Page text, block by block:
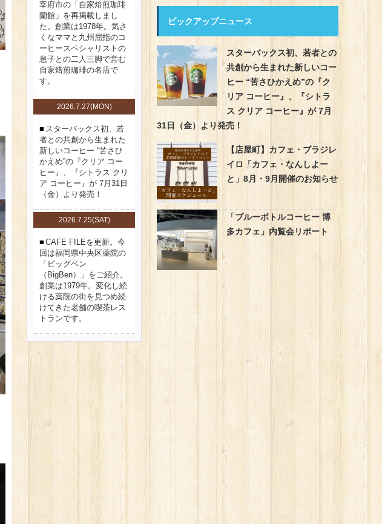
宰府市の「自家焙煎珈琲
蘭館」を再掲載しまし
た。創業は1978年。気さ
くなママと九州屈指のコ
ーヒースペシャリストの
息子との二人三脚で営む
自家焙煎珈琲の名店で
す。
2026.7.27(MON)
スターバックス初、若
者との共創から生まれた
新しいコーヒー “苦さひ
かえめ”の『クリア コー
ヒー』、『シトラス クリ
ア コーヒー』が 7月31日
（金）より発売！
2026.7.25(SAT)
CAFE FILEを更新。今
回は福岡県中央区薬院の
「ビッグベン
（BigBen）」をご紹介。
創業は1979年。変化し続
ける薬院の街を見つめ続
けてきた老舗の喫茶レス
トランです。
ピックアップニュース
スターバックス初、若者との
共創から生まれた新しいコー
ヒー “苦さひかえめ”の『ク
リア コーヒー』、『シトラ
ス クリア コーヒー』が 7月
31日（金）より発売！
【店屋町】カフェ・ブラジレ
イロ「カフェ・なんしよー
と」8月・9月開催のお知らせ
「ブルーボトルコーヒー 博
多カフェ」内覧会リポート